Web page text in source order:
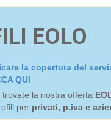
EOLO
la copertura del
QUI
la nostra offerta
per privati, p.iva e